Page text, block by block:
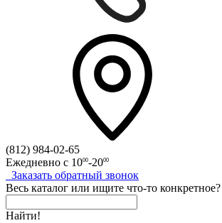
(812) 984-02-65
Ежедневно с 1000-2000
Заказать обратный звонок
Весь каталог или ищите что-то конкретное?
Найти!